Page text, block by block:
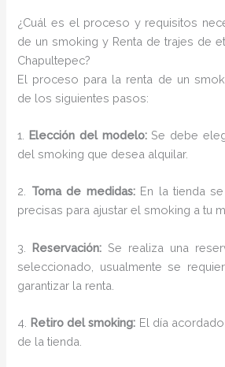
¿Cuál es el proceso y requisitos
de un smoking y Renta de trajes de
Chapultepec?
El proceso para la renta de un
de los siguientes pasos:
1. Elección del modelo:Se debe
del smoking que desea alquilar.
2. Toma de medidas:En la tienda
precisas para ajustar el smoking a tu
3. Reservación: Se realiza una
seleccionado, usualmente se
garantizar la renta.
4. Retiro del smoking: El día
de la tienda.